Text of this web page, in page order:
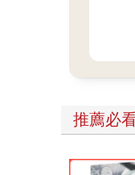
推薦必